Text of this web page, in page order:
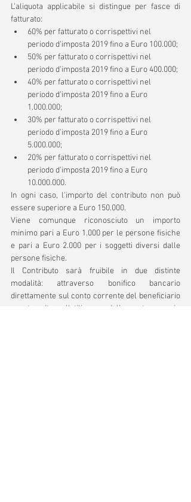
L'aliquota applicabile si distingue per fasce di
fatturato:
60% per fatturato o corrispettivi nel
periodo d'imposta 2019 fino a Euro 100.000;
50% per fatturato o corrispettivi nel
periodo d'imposta 2019 fino a Euro 400.000;
40% per fatturato o corrispettivi nel
periodo d'imposta 2019 fino a Euro
1.000.000;
30% per fatturato o corrispettivi nel
periodo d'imposta 2019 fino a Euro
5.000.000;
20% per fatturato o corrispettivi nel
periodo d'imposta 2019 fino a Euro
10.000.000.
In ogni caso, l'importo del contributo non può
essere superiore a Euro 150.000.
Viene comunque riconosciuto un importo
minimo pari a Euro 1.000 per le persone fisiche
e pari a Euro 2.000 per i soggetti diversi dalle
persone fisiche.
Il Contributo sarà fruibile in due distinte
modalità: attraverso bonifico bancario
direttamente sul conto corrente del beneficiario
o tramite l'utilizzo dello stesso in